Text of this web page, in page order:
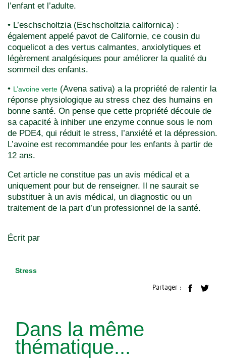
l’enfant et l’adulte.
• L’eschscholtzia (Eschscholtzia californica) :
également appelé pavot de Californie, ce cousin du
coquelicot a des vertus calmantes, anxiolytiques et
légèrement analgésiques pour améliorer la qualité du
sommeil des enfants.
• L’avoine verte (Avena sativa) a la propriété de ralentir la
réponse physiologique au stress chez des humains en
bonne santé. On pense que cette propriété découle de
sa capacité à inhiber une enzyme connue sous le nom
de PDE4, qui réduit le stress, l’anxiété et la dépression.
L’avoine est recommandée pour les enfants à partir de
12 ans.
Cet article ne constitue pas un avis médical et a
uniquement pour but de renseigner. Il ne saurait se
substituer à un avis médical, un diagnostic ou un
traitement de la part d’un professionnel de la santé.
Écrit par
Stress
Partager :
Dans la même
thématique...